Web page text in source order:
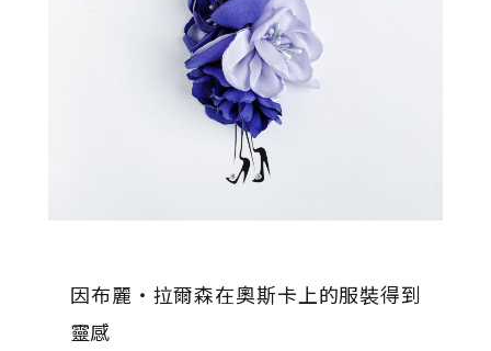
因布麗‧拉爾森在奧斯卡上的服裝得到
靈感